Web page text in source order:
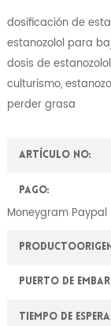
dosificación de
estanozolol para
dosis de
culturismo,
perder grasa
Artículo No:
Pago:
Moneygram Paypal
Puerto de
Tiempo de espera